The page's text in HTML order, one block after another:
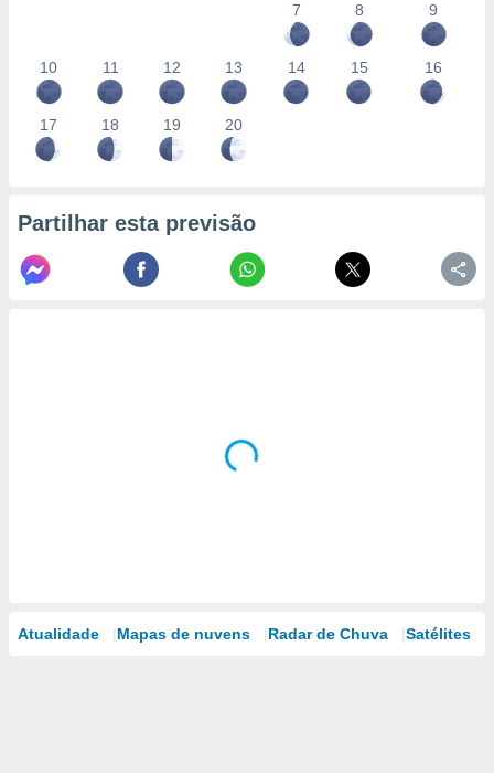
7
8 9
10 11 12 13 14 15 16
17 18 19 20
Partilhar esta previsão
Atualidade Mapas de nuvens Radar de Chuva Satélites